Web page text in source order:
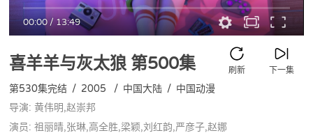
00:00/13:49
喜羊羊与灰太狼第500集 下一集
刷新
第530集完结 / 2005 / 中国大陆 / 中国动漫
导演: 黄伟明,赵崇邦
演员: 祖丽晴,张琳,高全胜,梁颖,刘红韵,严彦子,赵娜